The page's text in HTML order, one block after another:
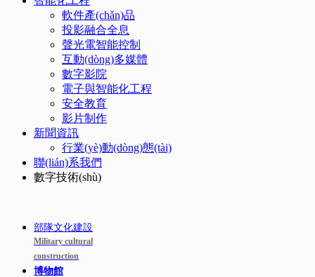
軟件產(chǎn)品
投影融合全息
聲光電智能控制
互動(dòng)多媒體
數字影院
電子與智能化工程
安全教育
影片制作
新聞資訊
行業(yè)動(dòng)態(tài)
聯(lián)系我們
數字技術(shù)
部隊文化建設
Military cultural
construction
博物館